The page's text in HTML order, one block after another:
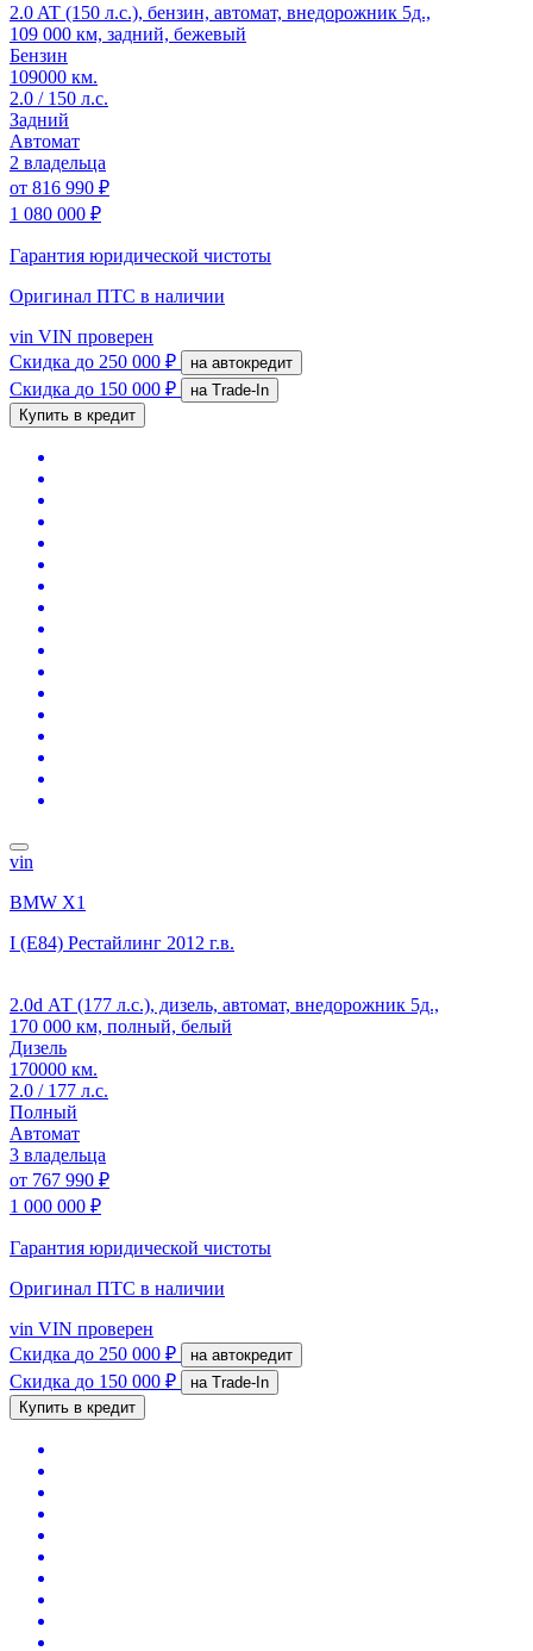
2.0 AT (150 л.с.), бензин, автомат, внедорожник 5д.,
109 000 км, задний, бежевый
Бензин
109000 км.
2.0 / 150 л.с.
Задний
Автомат
2 владельца
от 816 990 ₽
1 080 000 ₽
Гарантия юридической чистоты
Оригинал ПТС в наличии
vin VIN проверен
Скидка до 250 000 ₽ на автокредит
Скидка до 150 000 ₽
на Trade-In
Купить в кредит
vin
BMW X1
I (E84) Рестайлинг 2012 г.в.
2.0d АТ (177 л.с.), дизель, автомат, внедорожник 5д.,
170 000 км, полный, белый
Дизель
170000 км.
2.0 / 177 л.с.
Полный
Автомат
3 владельца
от 767 990 ₽
1 000 000 ₽
Гарантия юридической чистоты
Оригинал ПТС в наличии
vin VIN проверен
Скидка до 250 000 ₽ на автокредит
Скидка до 150 000 ₽
на Trade-In
Купить в кредит